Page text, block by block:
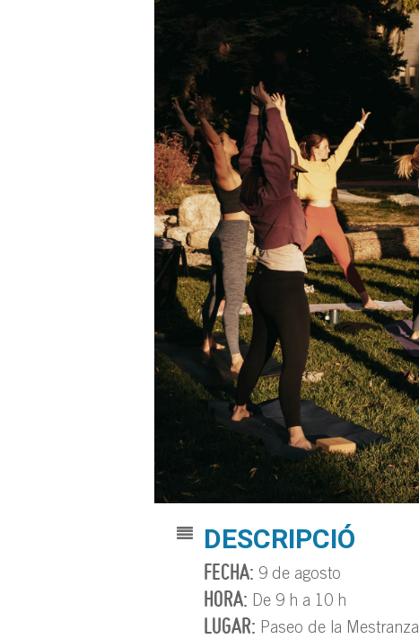
DESCRIPCIÓ
FECHA: 9 de agosto
HORA: De 9 h a 10 h
LUGAR: Paseo de la Mestranza